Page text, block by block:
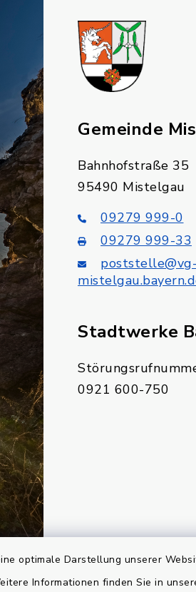
optimale Darstellung unserer
Informationen finden Sie in
Gemeinde
Bahnhofstraße 35
95490 Mistelgau
09279 999-0
09279 999-33
poststelle@vg-
Stadtwerke
0921 600-750